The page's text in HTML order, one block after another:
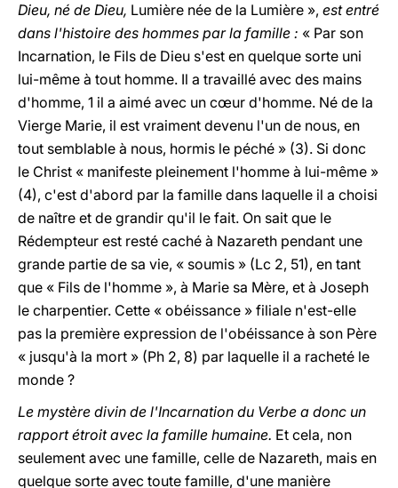
Dieu, né de Dieu, Lumière née de la Lumière », est entré
dans l'histoire des hommes par la famille : « Par son
Incarnation, le Fils de Dieu s'est en quelque sorte uni
lui-même à tout homme. Il a travaillé avec des mains
d'homme, 1 il a aimé avec un cœur d'homme. Né de la
Vierge Marie, il est vraiment devenu l'un de nous, en
tout semblable à nous, hormis le péché » (3). Si donc
le Christ « manifeste pleinement l'homme à lui-même »
(4), c'est d'abord par la famille dans laquelle il a choisi
de naître et de grandir qu'il le fait. On sait que le
Rédempteur est resté caché à Nazareth pendant une
grande partie de sa vie, « soumis » (Lc 2, 51), en tant
que « Fils de l'homme », à Marie sa Mère, et à Joseph
le charpentier. Cette « obéissance » filiale n'est-elle
pas la première expression de l'obéissance à son Père
« jusqu'à la mort » (Ph 2, 8) par laquelle il a racheté le
monde ?
Le mystère divin de l'Incarnation du Verbe a donc un
rapport étroit avec la famille humaine. Et cela, non
seulement avec une famille, celle de Nazareth, mais en
quelque sorte avec toute famille, d'une manière